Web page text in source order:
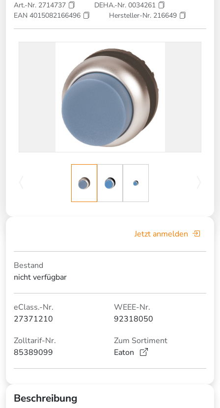
Art.-Nr. 2714737
DEHA.-Nr. 0034261
EAN 4015082166496
Hersteller-Nr. 216649
Jetzt anmelden
Bestand
nicht verfügbar
eClass.-Nr.
27371210
WEEE-Nr.
92318050
Zolltarif-Nr.
85389099
Zum Sortiment
Eaton
Beschreibung